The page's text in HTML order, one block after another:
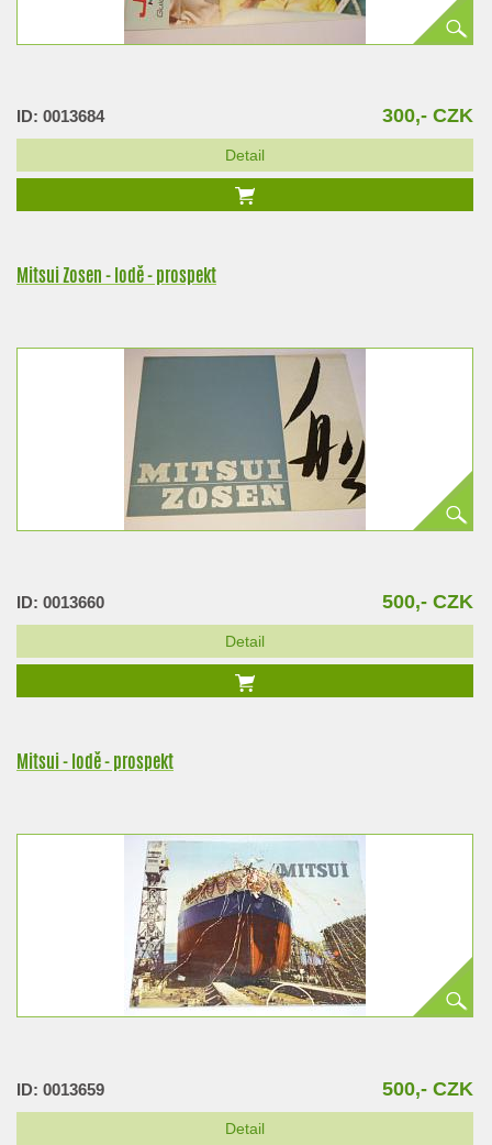
ID: 0013684 300,- CZK
Detail
Mitsui Zosen - lodě - prospekt
ID: 0013660 500,- CZK
Detail
Mitsui - lodě - prospekt
ID: 0013659 500,- CZK
Detail